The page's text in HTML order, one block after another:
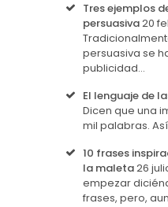
Tres ejemplos
persuasiva20
persuasiva se
publicidad…
El lenguaje de
Dicen que una
mil palabras.
10 frases
la maleta26
empezar
frases, pero,